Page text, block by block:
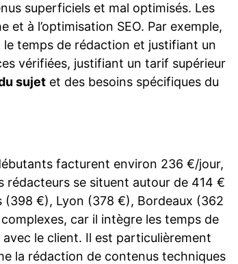
superficiels et mal optimisés. Les
à l’optimisation SEO. Par exemple,
temps de rédaction et justifiant un
vérifiées, justifiant un tarif supérieur
sujetet des besoins spécifiques du
facturent environ 236 €/jour,
rédacteurs se situent autour de 414 €
(398 €), Lyon (378 €), Bordeaux (362
car il intègre les temps de
le client. Il est particulièrement
la rédaction de contenus techniques